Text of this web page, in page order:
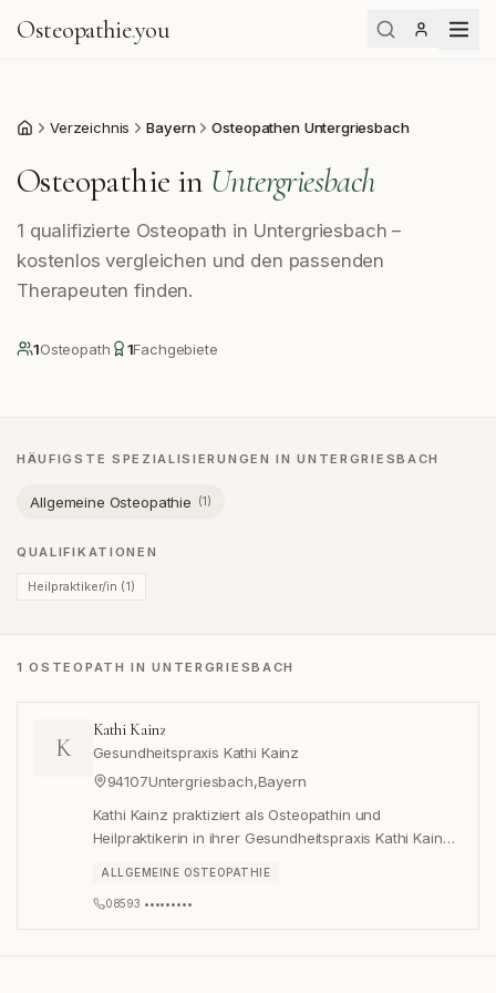
Osteopathie.you
Start Verzeichnis Bayern Osteopathen Untergriesbach
Osteopathie in Untergriesbach
1 qualifizierte Osteopath in Untergriesbach –
kostenlos vergleichen und den passenden
Therapeuten finden.
1Osteopath 1Fachgebiete
HÄUFIGSTE SPEZIALISIERUNGEN INUNTERGRIESBACH
Allgemeine Osteopathie (1)
QUALIFIKATIONEN
Heilpraktiker/in (1)
1 OSTEOPATH IN UNTERGRIESBACH
K
Kathi Kainz
Gesundheitspraxis Kathi Kainz
94107Untergriesbach,Bayern
Kathi Kainz praktiziert als Osteopathin und
Heilpraktikerin in ihrer Gesundheitspraxis Kathi Kainz
ALLGEMEINE OSTEOPATHIE
08593 •••••••••